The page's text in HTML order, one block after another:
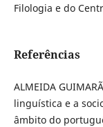
Filologia e do
Referências
ALMEIDA
linguística e a
âmbito do